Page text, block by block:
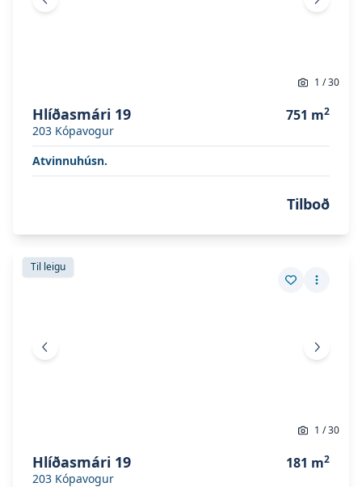
Fyrri mynd Næsta
1 /30
Hlíðasmári 19
203 Kópavogur
751 m2
Atvinnuhúsn.
Tilboð
Skoða eignina
Til leigu
Vista eign
Fleiri
Skoða eignina
Fyrri mynd Næsta
1 /30
Hlíðasmári 19
203 Kópavogur
181 m2